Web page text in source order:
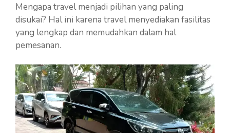
Mengapa travel menjadi pilihan yang paling
disukai? Hal ini karena travel menyediakan fasilitas
yang lengkap dan memudahkan dalam hal
pemesanan.